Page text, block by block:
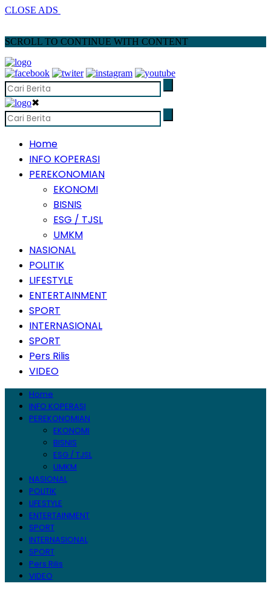
CLOSE ADS
SCROLL TO CONTINUE WITH CONTENT
✖
Home
INFO KOPERASI
PEREKONOMIAN
EKONOMI
BISNIS
ESG / TJSL
UMKM
NASIONAL
POLITIK
LIFESTYLE
ENTERTAINMENT
SPORT
INTERNASIONAL
SPORT
Pers Rilis
VIDEO
Home
INFO KOPERASI
PEREKONOMIAN
EKONOMI
BISNIS
ESG / TJSL
UMKM
NASIONAL
POLITIK
LIFESTYLE
ENTERTAINMENT
SPORT
INTERNASIONAL
SPORT
Pers Rilis
VIDEO